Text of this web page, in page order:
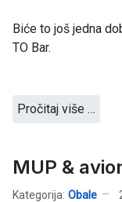
Biće to još jedna
TO Bar.
Pročitaj više …
MUP &
Kategorija: Obale